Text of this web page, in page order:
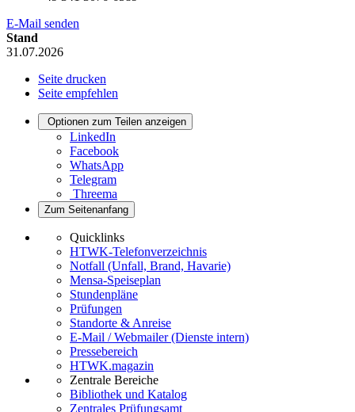
E-Mail senden
Stand
31.07.2026
Seite drucken
Seite empfehlen
Optionen zum Teilen anzeigen
LinkedIn
Facebook
WhatsApp
Telegram
Threema
Zum Seitenanfang
Quicklinks
HTWK-Telefonverzeichnis
Notfall (Unfall, Brand, Havarie)
Mensa-Speiseplan
Stundenpläne
Prüfungen
Standorte & Anreise
E-Mail / Webmailer (Dienste intern)
Pressebereich
HTWK.magazin
Zentrale Bereiche
Bibliothek und Katalog
Zentrales Prüfungsamt